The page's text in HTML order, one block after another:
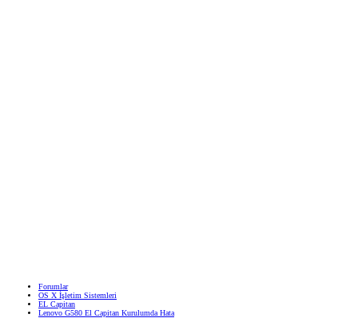
Forumlar
OS X İşletim Sistemleri
EL Capitan
Lenovo G580 El Capitan Kurulumda Hata